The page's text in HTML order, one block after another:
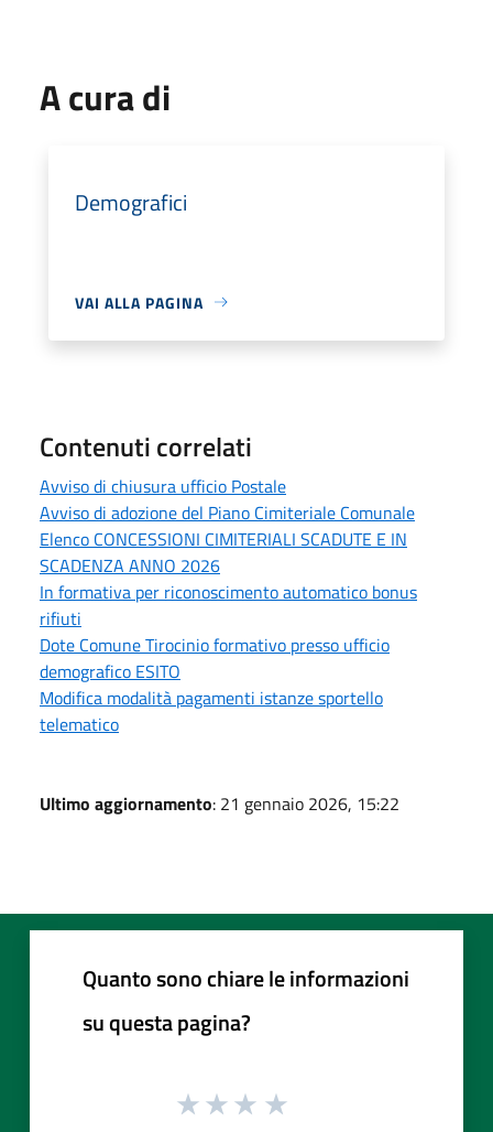
A cura di
Demografici
VAI ALLA PAGINA
Contenuti correlati
Avviso di chiusura ufficio Postale
Avviso di adozione del Piano Cimiteriale Comunale
Elenco CONCESSIONI CIMITERIALI SCADUTE E IN
SCADENZA ANNO 2026
In formativa per riconoscimento automatico bonus
rifiuti
Dote Comune Tirocinio formativo presso ufficio
demografico ESITO
Modifica modalità pagamenti istanze sportello
telematico
Ultimo aggiornamento: 21 gennaio 2026, 15:22
Quanto sono chiare le informazioni
su questa pagina?